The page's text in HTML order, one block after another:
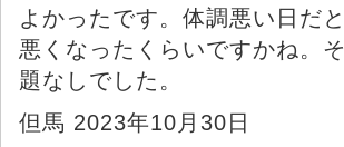
よかったです。体調悪い日だ
悪くなったくらいですかね。
題なしでした。
但馬 2023年10月30日